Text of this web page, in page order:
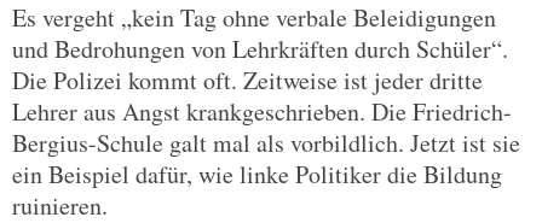
Es vergeht „kein Tag ohne verbale Beleidigungen
und Bedrohungen von Lehrkräften durch Schüler“.
Die Polizei kommt oft. Zeitweise ist jeder dritte
Lehrer aus Angst krankgeschrieben. Die Friedrich-
Bergius-Schule galt mal als vorbildlich. Jetzt ist sie
ein Beispiel dafür, wie linke Politiker die Bildung
ruinieren.